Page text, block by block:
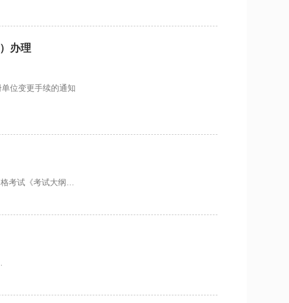
办理
位变更手续的通知
公布2013年拍卖师资格考试《考试大纲…